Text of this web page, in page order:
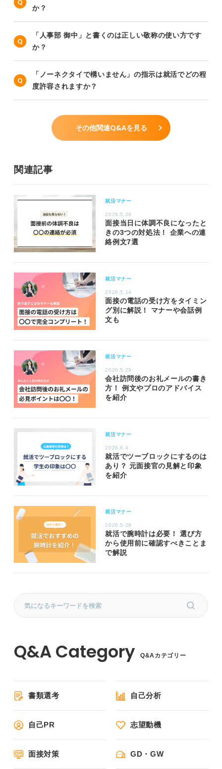
か？
「人事部 御中」と書くのは正しい敬称の使い方です
か？
「ノーネクタイで構いません」の指示は就活でどの程
度許容されますか？
その他関連Q&Aを見る
関連記事
就活マナー
2026.5.29
面接当日に体調不良になったと
きの3つの対処法！ 企業への連
絡例文7選
就活マナー
2026.5.14
面接の電話の受け方をタイミン
グ別に解説！ マナーや会話例
文も
就活マナー
2026.5.29
会社訪問後のお礼メールの書き
方！ 例文やプロのアドバイス
を紹介
就活マナー
2026.6.4
就活でツーブロックにするのは
あり？ 元面接官の見解と印象
を紹介
就活マナー
2026.5.29
就活で腕時計は必要！ 選び方
から使用前に確認すべきことま
で解説
Q&Aカテゴリー
書類選考 自己分析
自己PR 志望動機
面接対策 GD・GW